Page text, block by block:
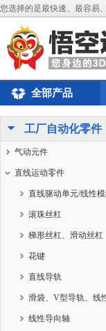
您选择的是最快速、最容易
全部产品
工厂自动化零件
气动元件
直线运动零件
直线驱动单元/线性模
滚珠丝杠
梯形丝杠、滑动丝杠
花键
直线导轨
滑袋、V型导轨、线
线性导向轴